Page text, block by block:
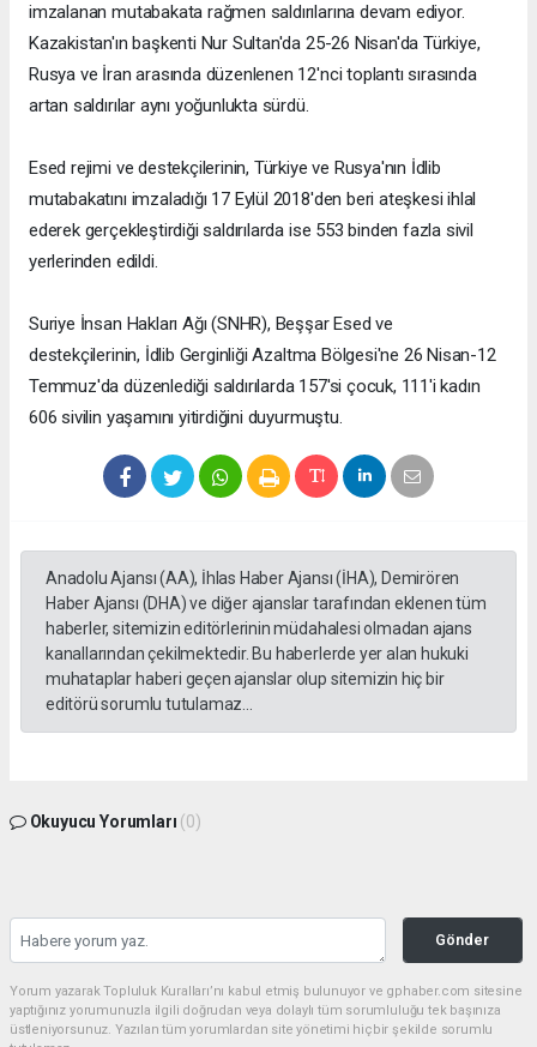
imzalanan mutabakata rağmen saldırılarına devam ediyor.
Kazakistan'ın başkenti Nur Sultan'da 25-26 Nisan'da Türkiye,
Rusya ve İran arasında düzenlenen 12'nci toplantı sırasında
artan saldırılar aynı yoğunlukta sürdü.
Esed rejimi ve destekçilerinin, Türkiye ve Rusya'nın İdlib
mutabakatını imzaladığı 17 Eylül 2018'den beri ateşkesi ihlal
ederek gerçekleştirdiği saldırılarda ise 553 binden fazla sivil
yerlerinden edildi.
Suriye İnsan Hakları Ağı (SNHR), Beşşar Esed ve
destekçilerinin, İdlib Gerginliği Azaltma Bölgesi'ne 26 Nisan-12
Temmuz'da düzenlediği saldırılarda 157'si çocuk, 111'i kadın
606 sivilin yaşamını yitirdiğini duyurmuştu.
Anadolu Ajansı (AA), İhlas Haber Ajansı (İHA), Demirören
Haber Ajansı (DHA) ve diğer ajanslar tarafından eklenen tüm
haberler, sitemizin editörlerinin müdahalesi olmadan ajans
kanallarından çekilmektedir. Bu haberlerde yer alan hukuki
muhataplar haberi geçen ajanslar olup sitemizin hiç bir
editörü sorumlu tutulamaz...
Okuyucu Yorumları (0)
Gönder
Yorum yazarak Topluluk Kuralları’nı kabul etmiş bulunuyor ve gphaber.com sitesine
yaptığınız yorumunuzla ilgili doğrudan veya dolaylı tüm sorumluluğu tek başınıza
üstleniyorsunuz. Yazılan tüm yorumlardan site yönetimi hiçbir şekilde sorumlu